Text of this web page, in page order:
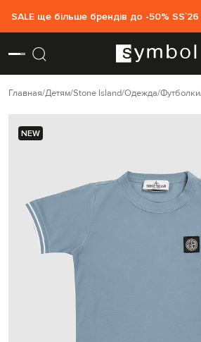
SALE ще більше брендів до -50% SS`26
Главная Детям Stone Island Одежда Футболки
NEW